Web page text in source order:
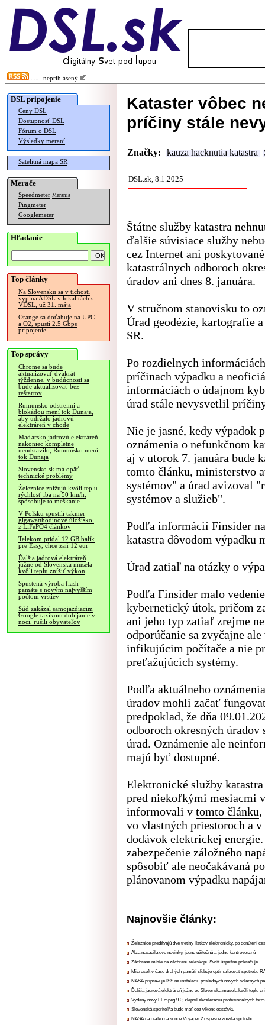
neprihlásený
DSL pripojenie
Ceny DSL
Dostupnosť DSL
Fórum o DSL
Výsledky meraní
Satelitná mapa SR
Merače
Speedmeter Merania
Pingmeter
Googlemeter
Hľadanie
Top články
Na Slovensku sa v tichosti
vypína ADSL v lokalitách s
VDSL, už 31. mája
Orange sa doťahuje na UPC
a O2, spustí 2.5 Gbps
pripojenie
Top správy
Chrome sa bude
aktualizovať dvakrát
týždenne, v budúcnosti sa
bude aktualizovať bez
reštartov
Rumunsko odstrelmi a
blokádou mení tok Dunaja,
aby udržalo jadrovú
elektráreň v chode
Maďarsko jadrovú elektráreň
nakoniec kompletne
neodstavilo, Rumunsko mení
tok Dunaja
Slovensko.sk má opäť
technické problémy
Železnice znižujú kvôli teplu
rýchlosť iba na 50 km/h,
spôsobuje to meškanie
V Poľsku spustili takmer
gigawatthodinové úložisko,
z LiFePO4 článkov
Telekom pridal 12 GB balík
pre Easy, chce zaň 12 eur
Ďalšia jadrová elektráreň
južne od Slovenska musela
kvôli teplu znížiť výkon
Spustená výroba flash
pamäte s novým najvyšším
počtom vrstiev
Súd zakázal samojazdiacim
Google taxíkom dobíjanie v
noci, rušili obyvateľov
Kataster vôbec
príčiny stále
Značky: kauza hacknutia katastra
DSL.sk, 8.1.2025
Štátne služby katastra
ďalšie súvisiace služby
cez Internet ani
katastrálnych odboroch
úradov ani dnes 8. januára.
V stručnom stanovisku to
Úrad geodézie, kartografie
SR.
Po rozdielnych
príčinach výpadku a
informáciách o údajnom
úrad stále nevysvetlil
Nie je jasné, kedy výpadok
oznámenia o nefunkčnom
aj v utorok 7. januára bude
tomto článku, ministerstvo
systémov" a úrad avizoval
systémov a služieb".
Podľa informácií Finsider
katastra dôvodom výpadku
Úrad zatiaľ na otázky o
Podľa Finsider malo
kybernetický útok, pričom
ani jeho typ zatiaľ zrejme
odporúčanie sa zvyčajne
infikujúcim počítače a nie
preťažujúcich systémy.
Podľa aktuálneho
úradov mohli začať
predpoklad, že dňa
odboroch okresných
úrad. Oznámenie ale
majú byť dostupné.
Elektronické služby
pred niekoľkými mesiacmi
informovali v tomto článku,
vo vlastných priestoroch a
dodávok elektrickej
zabezpečenie záložného
spôsobiť ale neočakávaná
plánovanom výpadku
Najnovšie články:
Železnice predávajú dve tretiny lístkov elektronicky, po donútení
Alza nasadila dve novinky, jednu užitočnú a jednu kontroverznú
Záchrana misie na záchranu teleskopu Swift úspešne pokračuje
Microsoft v čase drahých pamätí sľubuje optimalizovať spotrebu
NASA pripravuje ISS na inštaláciu posledných nových solárnych
Ďalšia jadrová elektráreň južne od Slovenska musela kvôli teplu
Vydaný nový FFmpeg 9.0, zlepšil akceleráciu profesionálnych
Slovenská sporiteľňa bude mať cez víkend odstávku
NASA na diaľku na sonde Voyager 2 úspešne znížila spotrebu